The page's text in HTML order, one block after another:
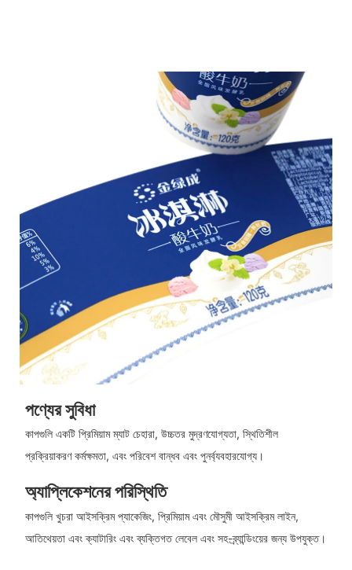
পণ্যের সুবিধা
কাপগুলি একটি প্রিমিয়াম ম্যাট চেহারা, উচ্চতর মুদ্রণযোগ্যতা, স্থিতিশীল
প্রক্রিয়াকরণ কর্মক্ষমতা, এবং পরিবেশ বান্ধব এবং পুনর্ব্যবহারযোগ্য।
অ্যাপ্লিকেশনের পরিস্থিতি
কাপগুলি খুচরা আইসক্রিম প্যাকেজিং, প্রিমিয়াম এবং মৌসুমী আইসক্রিম লাইন,
আতিথেয়তা এবং ক্যাটারিং এবং ব্যক্তিগত লেবেল এবং সহ-ব্র্যান্ডিংয়ের জন্য উপযুক্ত।